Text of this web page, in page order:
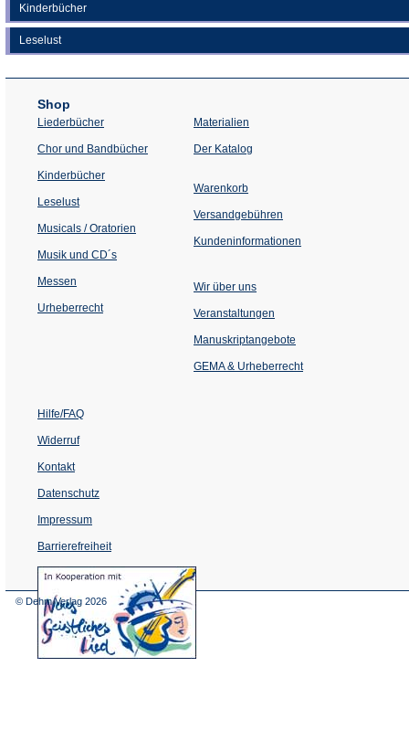
Kinderbücher
Leselust
Shop
Liederbücher
Chor und Bandbücher
Kinderbücher
Leselust
Musicals / Oratorien
Musik und CD´s
Messen
Urheberrecht
Materialien
Der Katalog
Warenkorb
Versandgebühren
Kundeninformationen
Wir über uns
Veranstaltungen
einem
Tab)
Manuskriptangebote
GEMA & Urheberrecht
Hilfe/FAQ
Widerruf
Kontakt
Datenschutz
Impressum
Barrierefreiheit
(Öffnet
in
© Dehm Verlag 2026